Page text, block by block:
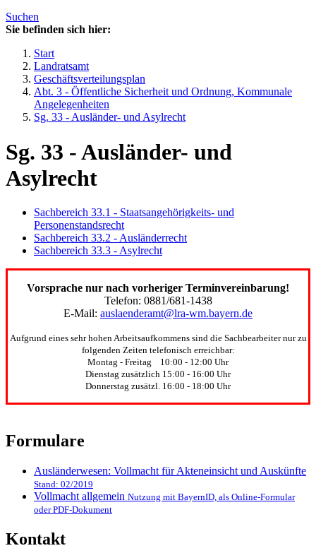
Suchen
Sie befinden sich hier:
Start
Landratsamt
Geschäftsverteilungsplan
Abt. 3 - Öffentliche Sicherheit und Ordnung, Kommunale
Angelegenheiten
Sg. 33 - Ausländer- und Asylrecht
Sg. 33 - Ausländer- und
Asylrecht
Sachbereich 33.1 - Staatsangehörigkeits- und
Personenstandsrecht
Sachbereich 33.2 - Ausländerrecht
Sachbereich 33.3 - Asylrecht
Vorsprache nur nach vorheriger Terminvereinbarung!
Telefon: 0881/681-1438
E-Mail: auslaenderamt@lra-wm.bayern.de
Aufgrund eines sehr hohen Arbeitsaufkommens sind die Sachbearbeiter nur zu
folgenden Zeiten telefonisch erreichbar:
Montag - Freitag 10:00 - 12:00 Uhr
Dienstag zusätzlich 15:00 - 16:00 Uhr
Donnerstag zusätzl. 16:00 - 18:00 Uhr
Formulare
Ausländerwesen: Vollmacht für Akteneinsicht und Auskünfte
Stand: 02/2019
Vollmacht allgemein Nutzung mit BayernID, als Online-Formular
oder PDF-Dokument
Kontakt